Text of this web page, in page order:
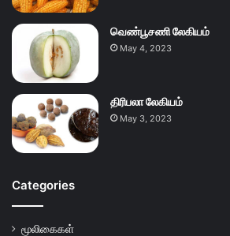
வெண்பூசணி லேகியம்
May 4, 2023
திரிபலா லேகியம்
May 3, 2023
Categories
மூலிகைகள்